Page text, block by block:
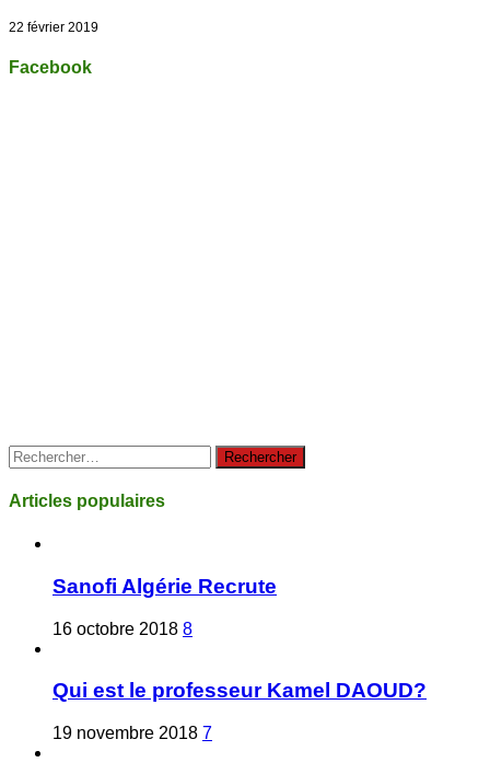
22 février 2019
Facebook
Rechercher :
Articles populaires
Sanofi Algérie Recrute
16 octobre 2018 8
Qui est le professeur Kamel DAOUD?
19 novembre 2018 7